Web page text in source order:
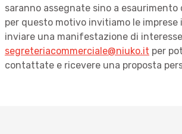
saranno assegnate sino a esaurimento
per questo motivo invitiamo le imprese
inviare una manifestazione di
segreteriacommerciale@niuko.it per
contattate e ricevere una proposta